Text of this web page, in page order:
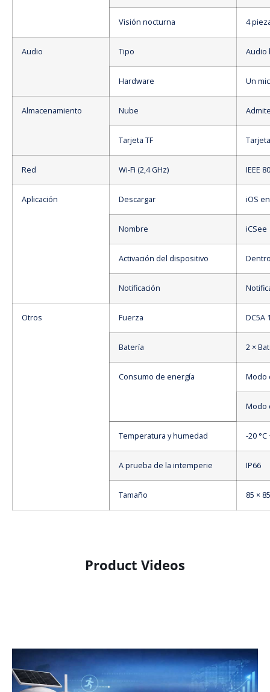
Visión nocturna 4
Audio Tipo Audio
Hardware Un
Almacenamiento Nube
Tarjeta TF
Red Wi-Fi (2,4 GHz) IEEE
Aplicación Descargar iOS
Nombre iCSee
Activación del dispositivo
Notificación
Otros Fuerza DC5A
Batería 2 ×
Consumo de energía Modo
Modo
Temperatura y humedad -20
A prueba de la intemperie IP66
Tamaño 85 ×
Product Videos